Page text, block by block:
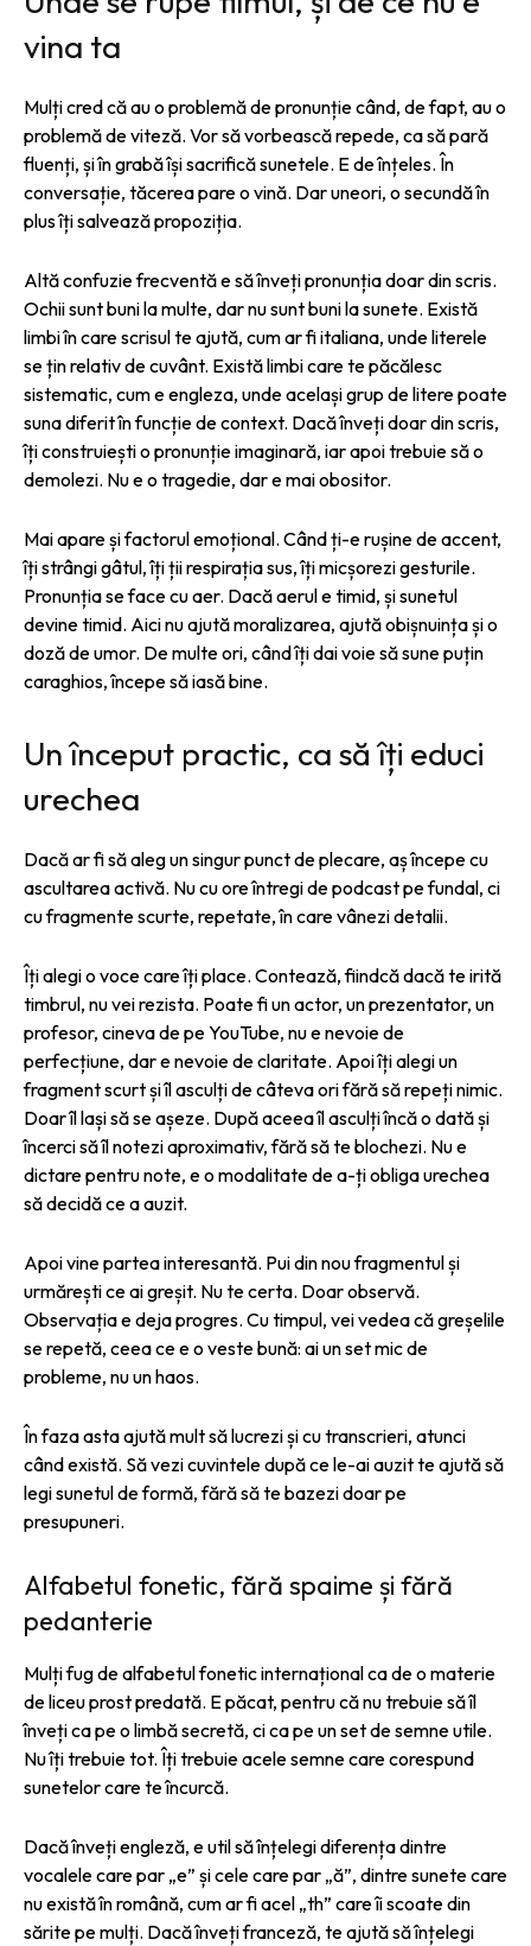
vina ta
Mulți cred că au o problemă de pronunție când, de fapt, au o
problemă de viteză. Vor să vorbească repede, ca să pară
fluenți, și în grabă își sacrifică sunetele. E de înțeles. În
conversație, tăcerea pare o vină. Dar uneori, o secundă în
plus îți salvează propoziția.
Altă confuzie frecventă e să înveți pronunția doar din scris.
Ochii sunt buni la multe, dar nu sunt buni la sunete. Există
limbi în care scrisul te ajută, cum ar fi italiana, unde literele
se țin relativ de cuvânt. Există limbi care te păcălesc
sistematic, cum e engleza, unde același grup de litere poate
suna diferit în funcție de context. Dacă înveți doar din scris,
îți construiești o pronunție imaginară, iar apoi trebuie să o
demolezi. Nu e o tragedie, dar e mai obositor.
Mai apare și factorul emoțional. Când ți-e rușine de accent,
îți strângi gâtul, îți ții respirația sus, îți micșorezi gesturile.
Pronunția se face cu aer. Dacă aerul e timid, și sunetul
devine timid. Aici nu ajută moralizarea, ajută obișnuința și o
doză de umor. De multe ori, când îți dai voie să sune puțin
caraghios, începe să iasă bine.
Un început practic, ca să îți educi
urechea
Dacă ar fi să aleg un singur punct de plecare, aș începe cu
ascultarea activă. Nu cu ore întregi de podcast pe fundal, ci
cu fragmente scurte, repetate, în care vânezi detalii.
Îți alegi o voce care îți place. Contează, fiindcă dacă te irită
timbrul, nu vei rezista. Poate fi un actor, un prezentator, un
profesor, cineva de pe YouTube, nu e nevoie de
perfecțiune, dar e nevoie de claritate. Apoi îți alegi un
fragment scurt și îl asculți de câteva ori fără să repeți nimic.
Doar îl lași să se așeze. După aceea îl asculți încă o dată și
încerci să îl notezi aproximativ, fără să te blochezi. Nu e
dictare pentru note, e o modalitate de a-ți obliga urechea
să decidă ce a auzit.
Apoi vine partea interesantă. Pui din nou fragmentul și
urmărești ce ai greșit. Nu te certa. Doar observă.
Observația e deja progres. Cu timpul, vei vedea că greșelile
se repetă, ceea ce e o veste bună: ai un set mic de
probleme, nu un haos.
În faza asta ajută mult să lucrezi și cu transcrieri, atunci
când există. Să vezi cuvintele după ce le-ai auzit te ajută să
legi sunetul de formă, fără să te bazezi doar pe
presupuneri.
Alfabetul fonetic, fără spaime și fără
pedanterie
Mulți fug de alfabetul fonetic internațional ca de o materie
de liceu prost predată. E păcat, pentru că nu trebuie să îl
înveți ca pe o limbă secretă, ci ca pe un set de semne utile.
Nu îți trebuie tot. Îți trebuie acele semne care corespund
sunetelor care te încurcă.
Dacă înveți engleză, e util să înțelegi diferența dintre
vocalele care par „e” și cele care par „ă”, dintre sunete care
nu există în română, cum ar fi acel „th” care îi scoate din
sărite pe mulți. Dacă înveți franceză, te ajută să înțelegi